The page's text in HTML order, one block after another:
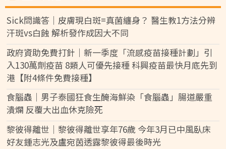
Sick問識答｜皮膚現白斑=真菌纏身？ 醫生教1方法分辨
汗斑vs白蝕 解析發作成因大不同
政府資助免費打針｜新一季度「流感疫苗接種計劃」引
入130萬劑疫苗 8類人可優先接種 科興疫苗最快月底先到
港【附4條件免費接種】
食腦蟲｜男子泰國狂食生醃海鮮染「食腦蟲」腸道嚴重
潰爛 反覆大出血休克險死
黎彼得離世｜黎彼得離世享年76歲 今年3月已中風臥床
好友鍾志光及盧宛茵透露黎彼得最後時光